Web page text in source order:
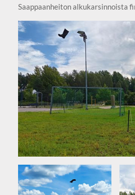
Saappaanheiton alkukarsinnoista